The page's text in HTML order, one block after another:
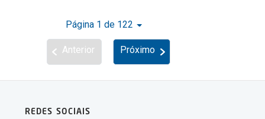
Página 1 de 122
Anterior Próximo
REDES SOCIAIS